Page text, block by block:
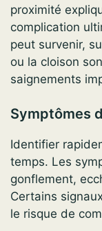
proximité
complication
peut survenir,
ou la cloison
saignements
Symptômes
Identifier
temps. Les
gonflement,
Certains
le risque de